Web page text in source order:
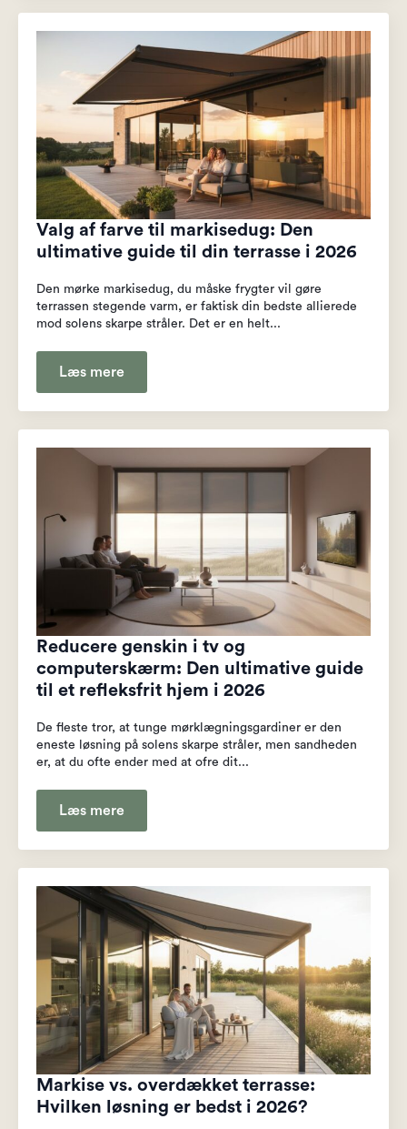
Valg af farve til markisedug: Den
ultimative guide til din terrasse i 2026
Den mørke markisedug, du måske frygter vil gøre
terrassen stegende varm, er faktisk din bedste allierede
mod solens skarpe stråler. Det er en helt...
Læs mere
Reducere genskin i tv og
computerskærm: Den ultimative guide
til et refleksfrit hjem i 2026
De fleste tror, at tunge mørklægningsgardiner er den
eneste løsning på solens skarpe stråler, men sandheden
er, at du ofte ender med at ofre dit...
Læs mere
Markise vs. overdækket terrasse:
Hvilken løsning er bedst i 2026?